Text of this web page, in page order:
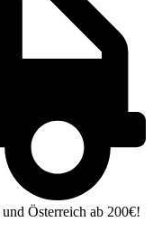
Österreich ab 200€!